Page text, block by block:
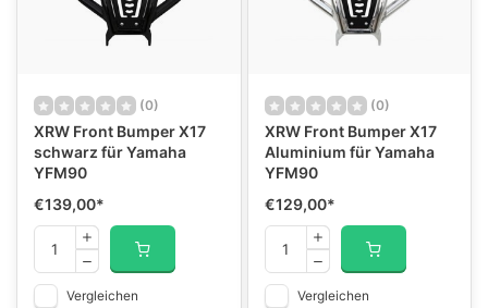
(0)
XRW Front Bumper X17
schwarz für Yamaha
YFM90
€139,00*
Vergleichen
(0)
XRW Front Bumper X17
Aluminium für Yamaha
YFM90
€129,00*
Vergleichen